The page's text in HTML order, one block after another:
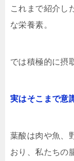
これまで紹介し
な栄養素。
では積極的に摂
実はそこまで意
葉酸は肉や魚、
おり、私たちの